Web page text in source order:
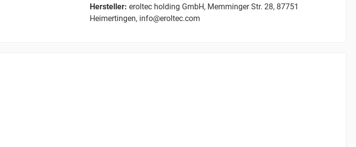
Hersteller: eroltec holding GmbH, Memminger Str. 28, 87751
Heimertingen, info@eroltec.com